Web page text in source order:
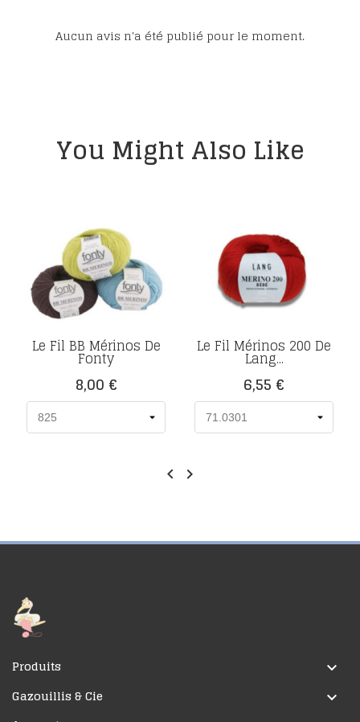
Aucun avis n'a été publié pour le moment.
You Might Also Like
Le Fil BB Mérinos De
Fonty
Prix
8,00 €
Le Fil Mérinos 200 De
Lang...
Prix
6,55 €
 
Produits 
Gazouillis & Cie 